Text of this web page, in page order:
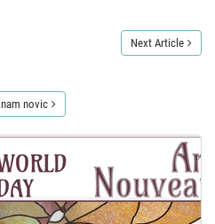
Next Article
novic